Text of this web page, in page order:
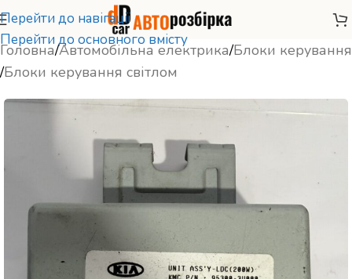
Перейти до навігації
Перейти до основного вмісту
Головна/Автомобільна електрика/Блоки керування
/Блоки керування світлом